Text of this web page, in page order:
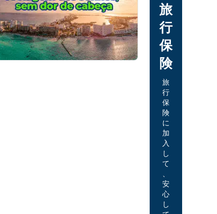
旅
行
保
険
旅
行
保
険
に
加
入
し
て
、
安
心
し